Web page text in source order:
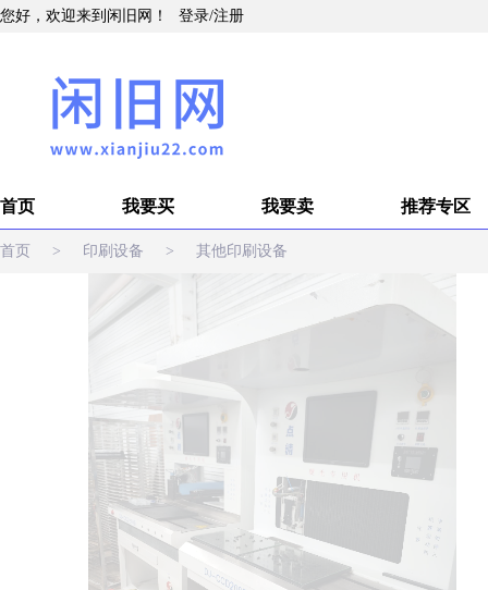
您好，欢迎来到闲旧网！ 登录/注册
首页 我要买 我要卖 推荐专区
首页 > 印刷设备 > 其他印刷设备